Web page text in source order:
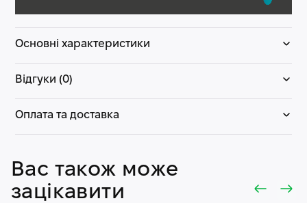
Основні характеристики
Відгуки (0)
Оплата та доставка
Вас також може
зацікавити